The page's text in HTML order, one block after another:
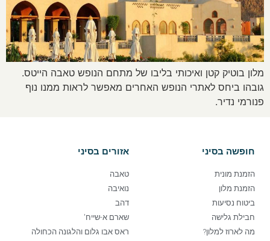
מלון בוטיק קטן ואיכותי בליבו של מתחם הנופש טאבה הייטס.
גובהו ביחס לאתרי הנופש האחרים מאפשר לראות ממנו נוף
פנורמי נדיר.
חופשה בסיני
הזמנת מונית
הזמנת מלון
ביטוח נסיעות
חבילת גלישה
מה לארוז למלון?
אזורים בסיני
טאבה
נואיבה
דהב
שארם א-שייח'
ראס אבו גלום והלגונה הכחולה